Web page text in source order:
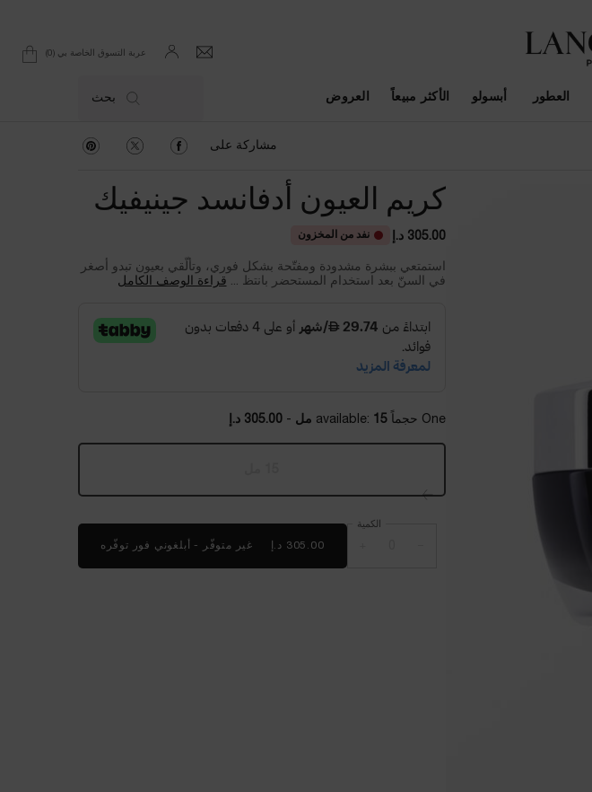
عربة التسوق الخاصة بي 0
0 product in cart
العطور أبسولو الأكثر مبيعاً العروض بحث
مشاركة على مشاركة على Facebookمشاركة على Twitterمشاركة على Pinterest
كريم العيون أدفانسد جينيفيك
305.00 د.إ نفد من المخزون
استمتعي ببشرة مشدودة ومفتّحة بشكل فوري، وتألّقي بعيون تبدو أصغر
في السنّ بعد استخدام المستحضر بانتظ ... قراءة الوصف الكامل
One حجماً available: 15 مل -305.00 د.إ
الكمية
305.00 د.إ غير متوفّر - أبلغوني فور توفّره